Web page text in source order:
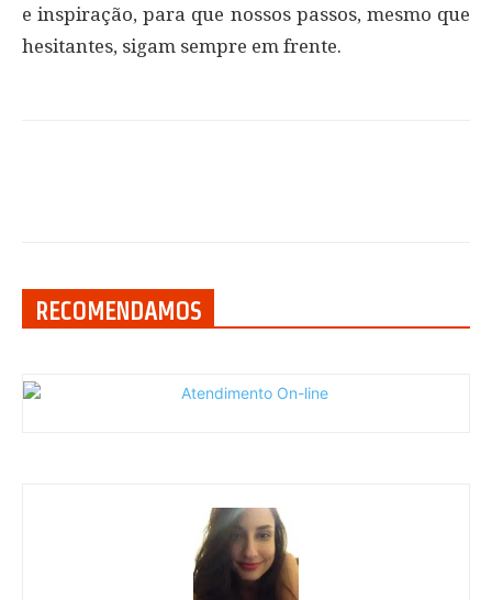
e inspiração, para que nossos passos, mesmo que
hesitantes, sigam sempre em frente.
RECOMENDAMOS